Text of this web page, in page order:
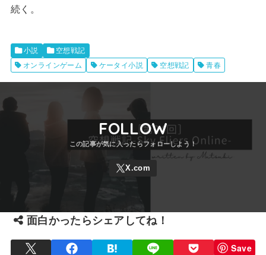
続く。
小説
空想戦記
オンラインゲーム
ケータイ小説 空想戦記 青春
FOLLOW
面白かったらシェアしてね！
Save